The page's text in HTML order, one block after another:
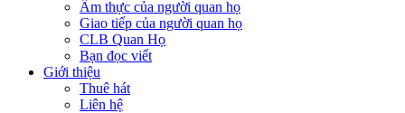
Ẩm thực của người quan họ
Giao tiếp của người quan họ
CLB Quan Họ
Bạn đọc viết
Giới thiệu
Thuê hát
Liên hệ